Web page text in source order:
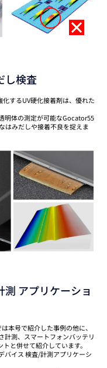
し検査
するUV硬化接着剤は、優れた
明体の測定が可能なGocator55
はみだしや接着不良を捉えま
アプリケーショ
本号で紹介した事例の他に、
計測、スマートフォンバッテリ
と併せて紹介しています。
バイス 検査/計測アプリケーシ